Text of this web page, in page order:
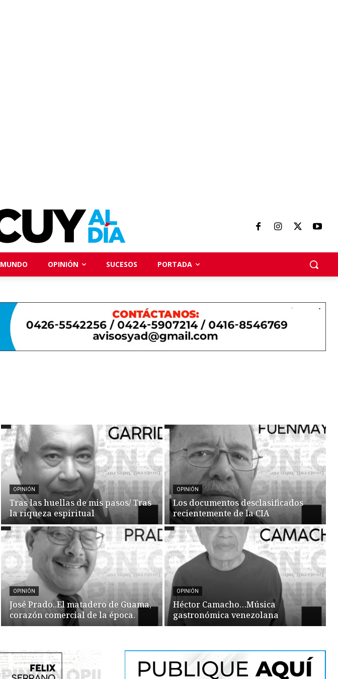
MUNDO OPINIÓN SUCESOS PORTADA
OPINIÓN
Tras las huellas de mis pasos/ Tras
la riqueza espiritual
OPINIÓN
Los documentos desclasificados
recientemente de la CIA
OPINIÓN
José Prado..El matadero de Guama,
corazón comercial de la época.
OPINIÓN
Héctor Camacho…Música
gastronómica venezolana